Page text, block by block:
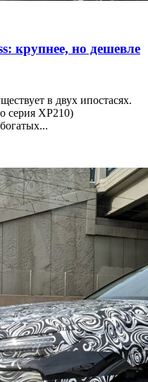
крупнее, но дешевле
в двух ипостасях.
серия XP210)